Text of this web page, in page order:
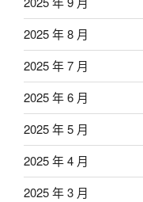
2025 年 8 月
2025 年 7 月
2025 年 6 月
2025 年 5 月
2025 年 4 月
2025 年 3 月